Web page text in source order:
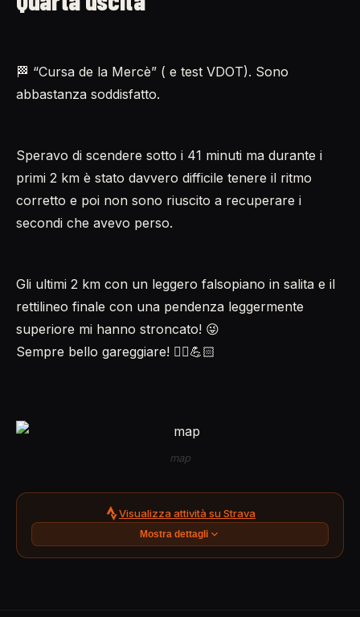
🏁 “Cursa de la Mercè” ( e test VDOT). Sono
abbastanza soddisfatto.
Speravo di scendere sotto i 41 minuti ma durante i
primi 2 km è stato davvero difficile tenere il ritmo
corretto e poi non sono riuscito a recuperare i
secondi che avevo perso.
Gli ultimi 2 km con un leggero falsopiano in salita e il
rettilineo finale con una pendenza leggermente
superiore mi hanno stroncato! 😜
Sempre bello gareggiare! 🏃‍♂️💪🏻
map
Visualizza attività su Strava
Mostra dettagli